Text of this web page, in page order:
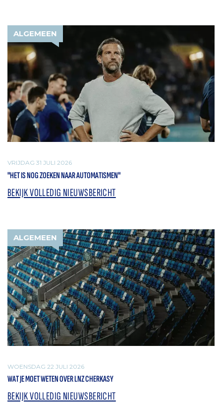
ALGEMEEN
VRIJDAG 31 JULI 2026
"HET IS NOG ZOEKEN NAAR AUTOMATISMEN"
BEKIJK VOLLEDIG NIEUWSBERICHT
ALGEMEEN
WOENSDAG 22 JULI 2026
WAT JE MOET WETEN OVER LNZ CHERKASY
BEKIJK VOLLEDIG NIEUWSBERICHT